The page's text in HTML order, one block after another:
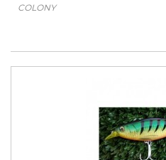
COLONY